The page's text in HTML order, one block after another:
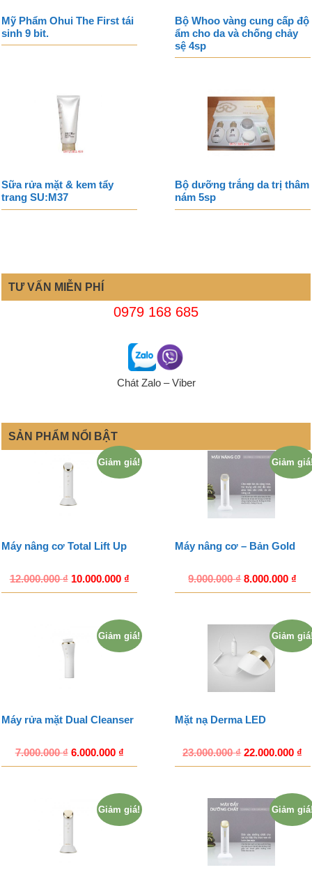
Mỹ Phẩm Ohui The First tái
sinh 9 bit.
Bộ Whoo vàng cung cấp độ
ẩm cho da và chống chảy
sệ 4sp
Sữa rửa mặt & kem tẩy
trang SU:M37
Bộ dưỡng trắng da trị thâm
nám 5sp
TƯ VẤN MIỄN PHÍ
0979 168 685
Chát Zalo – Viber
SẢN PHẨM NỔI BẬT
Giảm giá!
Máy nâng cơ Total Lift Up
12.000.000₫ 10.000.000 ₫
Giảm
Máy nâng cơ – Bản Gold
9.000.000₫ 8.000.000 ₫
Giảm giá!
Máy rửa mặt Dual Cleanser
7.000.000₫ 6.000.000 ₫
Giảm
Mặt nạ Derma LED
23.000.000₫ 22.000.000 ₫
Giảm giá! Giảm